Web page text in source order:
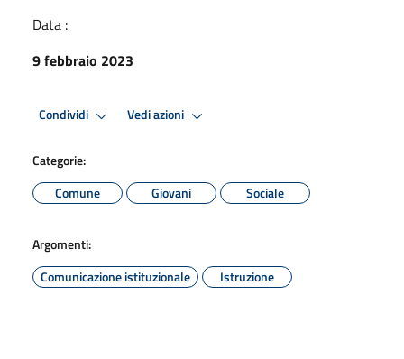
Data :
9 febbraio 2023
Condividi Vedi azioni
Categorie:
Comune
Giovani Sociale
Argomenti:
Comunicazione istituzionale
Istruzione